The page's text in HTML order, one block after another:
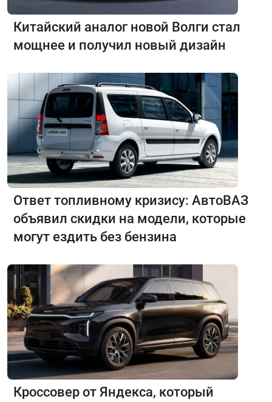
Китайский аналог новой Волги стал
мощнее и получил новый дизайн
Ответ топливному кризису: АвтоВАЗ
объявил скидки на модели, которые
могут ездить без бензина
Кроссовер от Яндекса, который